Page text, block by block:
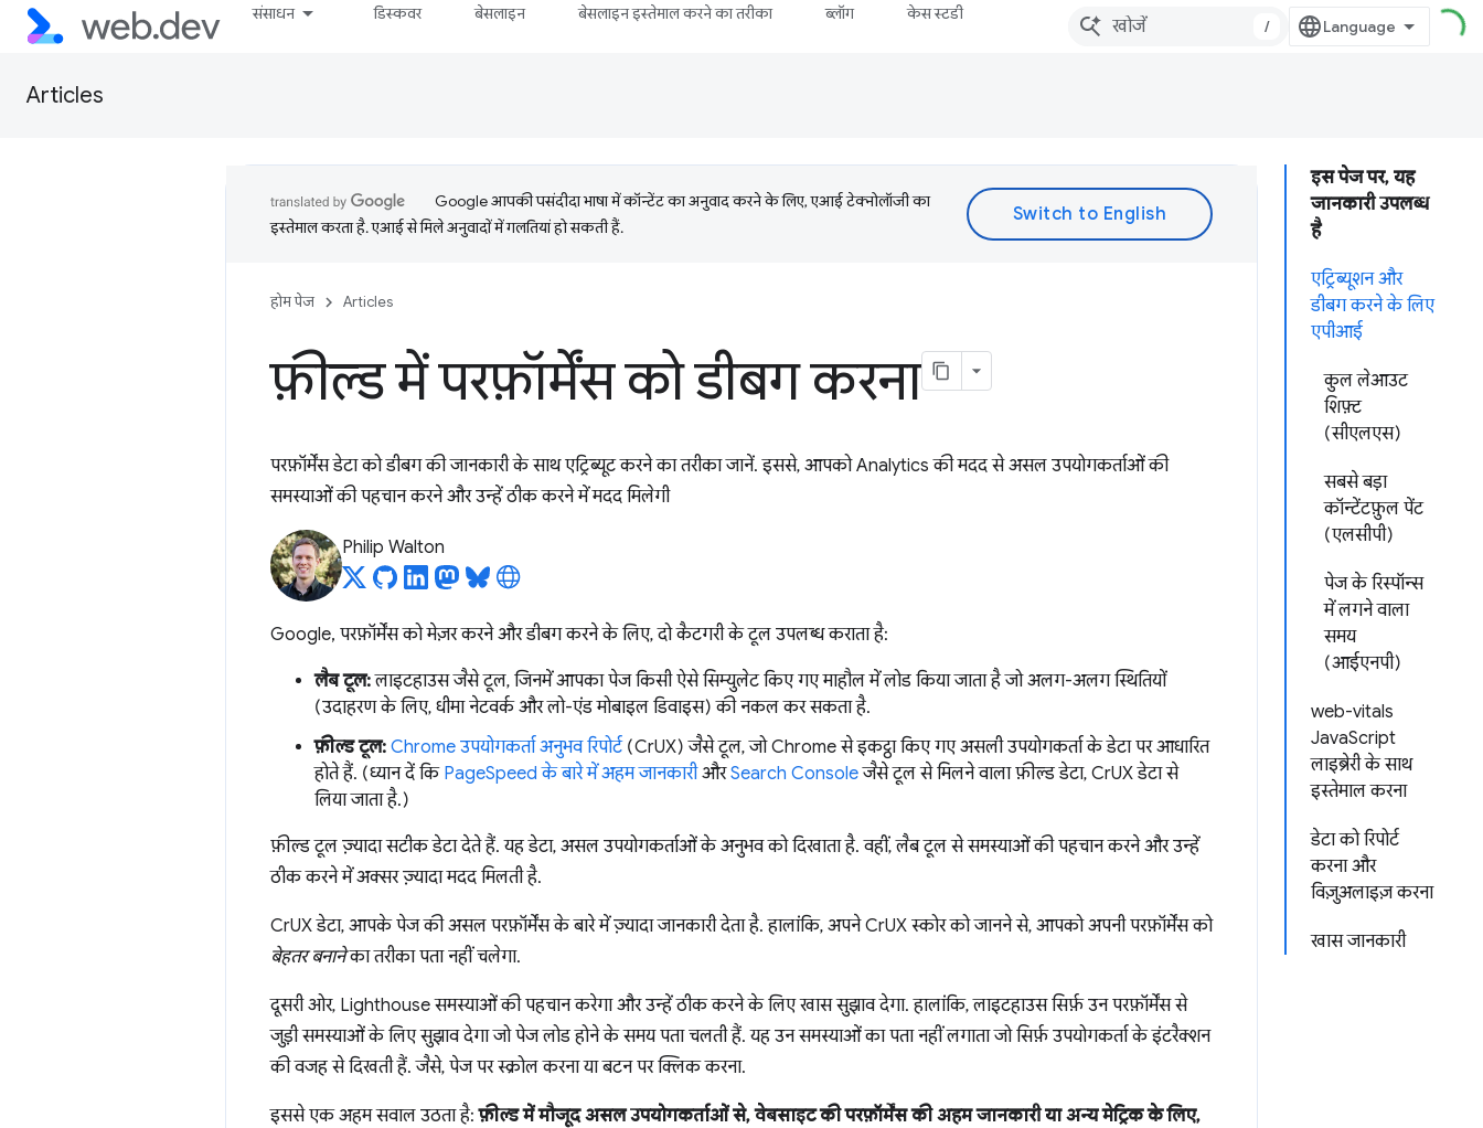
संसाधन डिस्कवर बेसलाइन बेसलाइन इस्तेमाल करने का तरीका ब्लॉग केस स्टडी
/
Articles
इस पेज पर, यह
जानकारी उपलब्ध
है
एट्रिब्यूशन और
डीबग करने के लिए
एपीआई
कुल लेआउट
शिफ़्ट
(सीएलएस)
सबसे बड़ा
कॉन्टेंटफ़ुल पेंट
(एलसीपी)
पेज के रिस्पॉन्स
में लगने वाला
समय
(आईएनपी)
web-vitals
JavaScript
लाइब्रेरी के साथ
इस्तेमाल करना
डेटा को रिपोर्ट
करना और
विज़ुअलाइज़ करना
खास जानकारी
Google आपकी पसंदीदा भाषा में कॉन्टेंट का अनुवाद करने के लिए, एआई टेक्नोलॉजी का
इस्तेमाल करता है. एआई से मिले अनुवादों में गलतियां हो सकती हैं.
होम पेज Articles
फ़ील्ड में परफ़ॉर्मेंस को डीबग करना
परफ़ॉर्मेंस डेटा को डीबग की जानकारी के साथ एट्रिब्यूट करने का तरीका जानें. इससे, आपको Analytics की मदद से असल उपयोगकर्ताओं की
समस्याओं की पहचान करने और उन्हें ठीक करने में मदद मिलेगी
Philip Walton
Google, परफ़ॉर्मेंस को मेज़र करने और डीबग करने के लिए, दो कैटगरी के टूल उपलब्ध कराता है:
लैब टूल:लाइटहाउस जैसे टूल, जिनमें आपका पेज किसी ऐसे सिम्युलेट किए गए माहौल में लोड किया जाता है जो अलग-अलग स्थितियों
(उदाहरण के लिए, धीमा नेटवर्क और लो-एंड मोबाइल डिवाइस) की नकल कर सकता है.
फ़ील्ड टूल: Chrome उपयोगकर्ता अनुभव रिपोर्ट(CrUX) जैसे टूल, जो Chrome से इकट्ठा किए गए असली उपयोगकर्ता के डेटा पर आधारित
होते हैं. (ध्यान दें कि PageSpeed के बारे में अहम जानकारीऔरSearch Consoleजैसे टूल से मिलने वाला फ़ील्ड डेटा, CrUX डेटा से
लिया जाता है.)
फ़ील्ड टूल ज़्यादा सटीक डेटा देते हैं. यह डेटा, असल उपयोगकर्ताओं के अनुभव को दिखाता है. वहीं, लैब टूल से समस्याओं की पहचान करने और उन्हें
ठीक करने में अक्सर ज़्यादा मदद मिलती है.
CrUX डेटा, आपके पेज की असल परफ़ॉर्मेंस के बारे में ज़्यादा जानकारी देता है. हालांकि, अपने CrUX स्कोर को जानने से, आपको अपनी परफ़ॉर्मेंस को
बेहतर बनानेका तरीका पता नहीं चलेगा.
दूसरी ओर, Lighthouse समस्याओं की पहचान करेगा और उन्हें ठीक करने के लिए खास सुझाव देगा. हालांकि, लाइटहाउस सिर्फ़ उन परफ़ॉर्मेंस से
जुड़ी समस्याओं के लिए सुझाव देगा जो पेज लोड होने के समय पता चलती हैं. यह उन समस्याओं का पता नहीं लगाता जो सिर्फ़ उपयोगकर्ता के इंटरैक्शन
की वजह से दिखती हैं. जैसे, पेज पर स्क्रोल करना या बटन पर क्लिक करना.
इससे एक अहम सवाल उठता है:फ़ील्ड में मौजूद असल उपयोगकर्ताओं से, वेबसाइट की परफ़ॉर्मेंस की अहम जानकारी या अन्य मेट्रिक के लिए,